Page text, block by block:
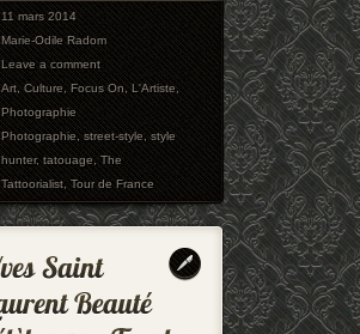
11 mars 2014
Marie-Odile Radom
Leave a comment
Art,Culture,Focus On,L'Artiste,
Photographie
Photographie,street-style,style
hunter,tatouage,The
Tattoorialist,Tour de France